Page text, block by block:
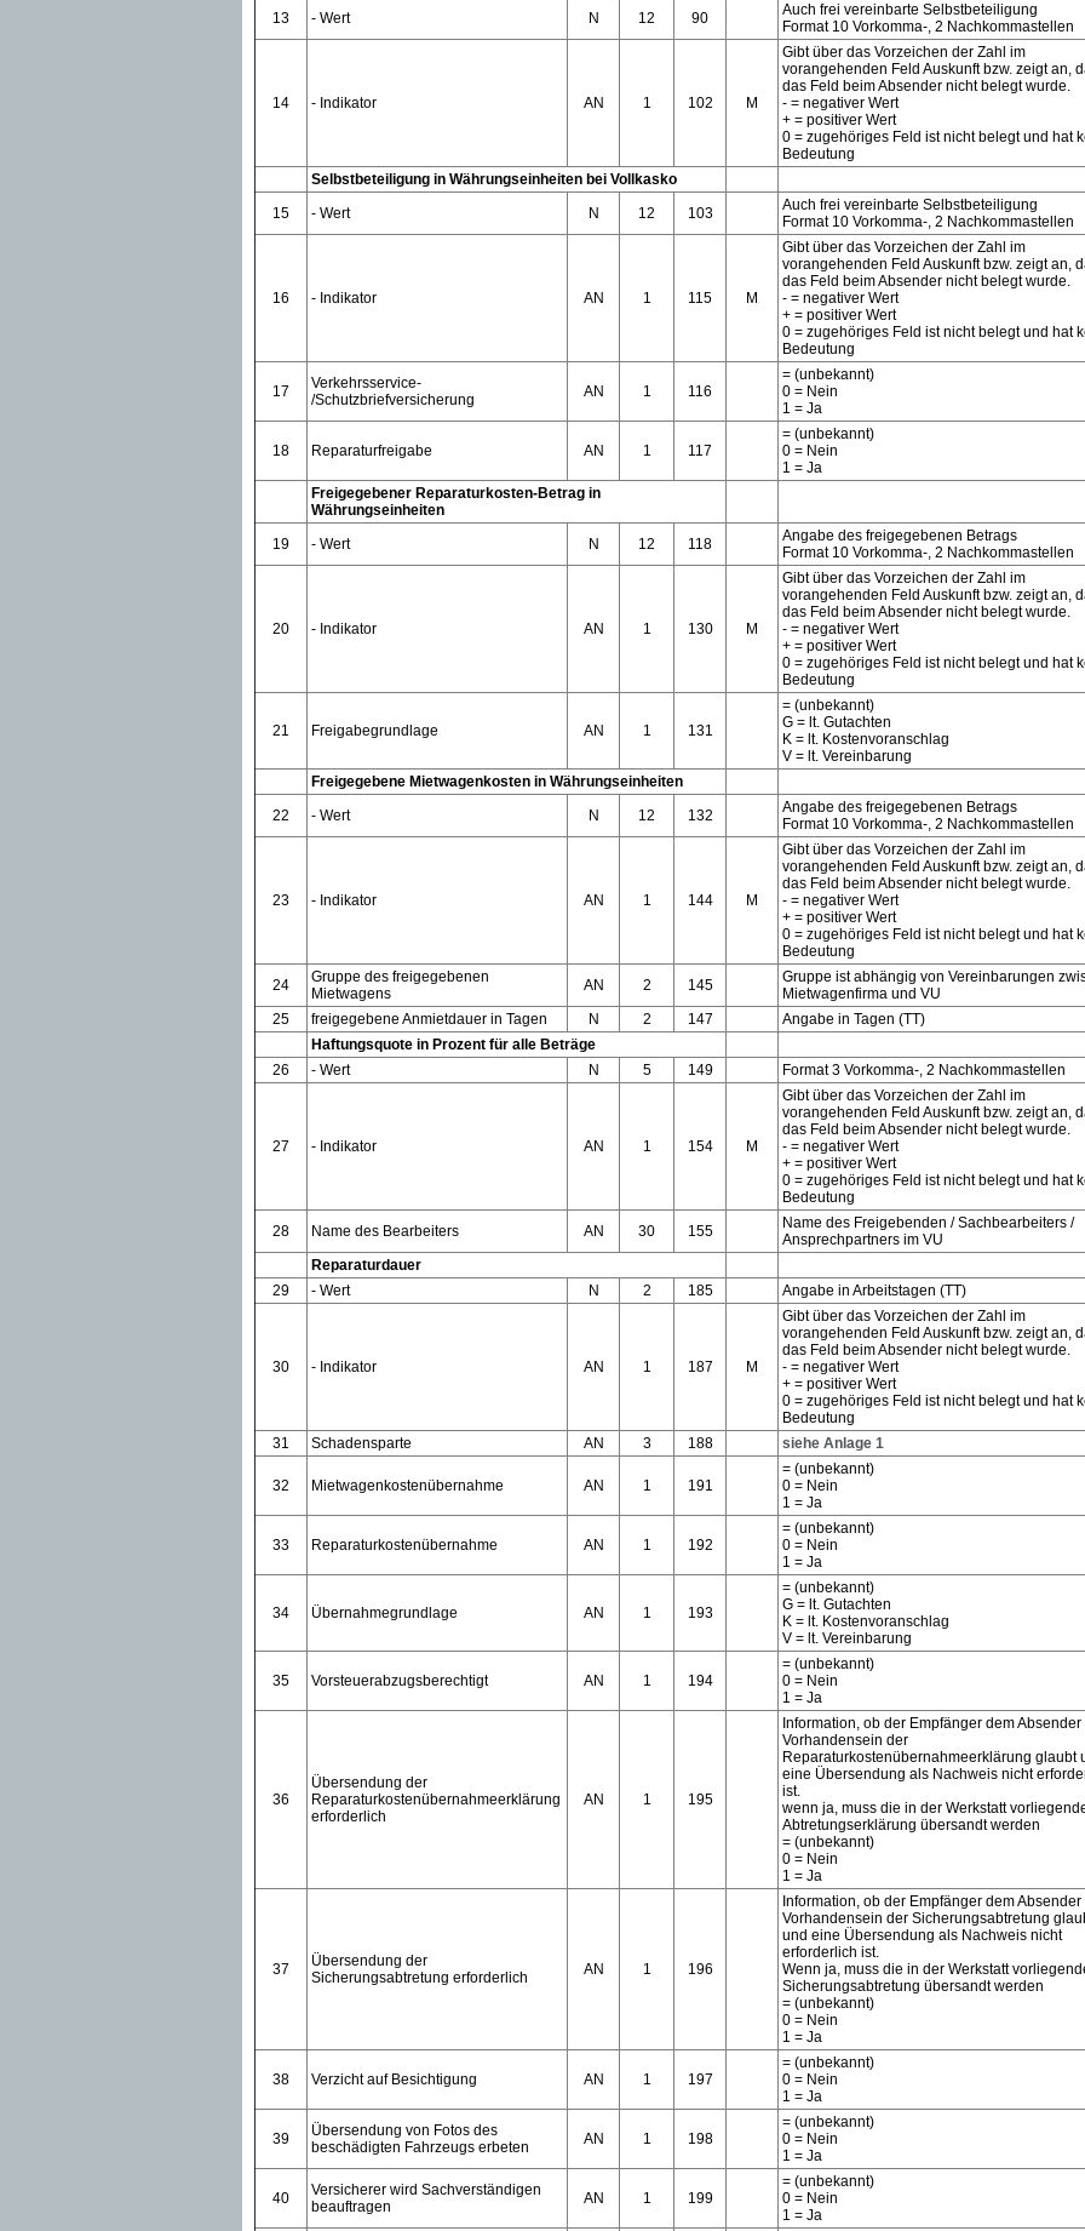
13
- Wert N 12 90
Auch frei vereinbarte Selbstbeteiligung
Format 10 Vorkomma-, 2 Nachkommastellen
14 - Indikator AN 1 102 M
Gibt über das Vorzeichen der Zahl im
vorangehenden Feld Auskunft bzw. zeigt an,
das Feld beim Absender nicht belegt wurde.
- = negativer Wert
+ = positiver Wert
0 = zugehöriges Feld ist nicht belegt und hat
Bedeutung
Selbstbeteiligung in Währungseinheiten bei Vollkasko
15
- Wert N 12 103
Auch frei vereinbarte Selbstbeteiligung
Format 10 Vorkomma-, 2 Nachkommastellen
16 - Indikator AN 1 115 M
Gibt über das Vorzeichen der Zahl im
vorangehenden Feld Auskunft bzw. zeigt an,
das Feld beim Absender nicht belegt wurde.
- = negativer Wert
+ = positiver Wert
0 = zugehöriges Feld ist nicht belegt und hat
Bedeutung
17
Verkehrsservice-
/Schutzbriefversicherung
AN 1 116
= (unbekannt)
0 = Nein
1 = Ja
18 Reparaturfreigabe AN 1 117
= (unbekannt)
0 = Nein
1 = Ja
Freigegebener Reparaturkosten-Betrag in
Währungseinheiten
19
- Wert N 12 118
Angabe des freigegebenen Betrags
Format 10 Vorkomma-, 2 Nachkommastellen
20 - Indikator AN 1 130 M
Gibt über das Vorzeichen der Zahl im
vorangehenden Feld Auskunft bzw. zeigt an,
das Feld beim Absender nicht belegt wurde.
- = negativer Wert
+ = positiver Wert
0 = zugehöriges Feld ist nicht belegt und hat
Bedeutung
21 Freigabegrundlage AN 1 131
= (unbekannt)
G = lt. Gutachten
K = lt. Kostenvoranschlag
V = lt. Vereinbarung
Freigegebene Mietwagenkosten in Währungseinheiten
22
- Wert N 12 132
Angabe des freigegebenen Betrags
Format 10 Vorkomma-, 2 Nachkommastellen
23 - Indikator AN 1 144 M
Gibt über das Vorzeichen der Zahl im
vorangehenden Feld Auskunft bzw. zeigt an,
das Feld beim Absender nicht belegt wurde.
- = negativer Wert
+ = positiver Wert
0 = zugehöriges Feld ist nicht belegt und hat
Bedeutung
24
Gruppe des freigegebenen
Mietwagens
AN 2 145
Gruppe ist abhängig von Vereinbarungen
Mietwagenfirma und VU
25
freigegebene Anmietdauer in Tagen N 2 147
Angabe in Tagen (TT)
Haftungsquote in Prozent für alle Beträge
26
- Wert N 5 149 Format 3 Vorkomma-, 2 Nachkommastellen
27 - Indikator AN 1 154 M
Gibt über das Vorzeichen der Zahl im
vorangehenden Feld Auskunft bzw. zeigt an,
das Feld beim Absender nicht belegt wurde.
- = negativer Wert
+ = positiver Wert
0 = zugehöriges Feld ist nicht belegt und hat
Bedeutung
28
Name des Bearbeiters AN 30 155
Name des Freigebenden / Sachbearbeiters /
Ansprechpartners im VU
Reparaturdauer
29
- Wert N 2 185 Angabe in Arbeitstagen (TT)
30 - Indikator AN 1 187 M
Gibt über das Vorzeichen der Zahl im
vorangehenden Feld Auskunft bzw. zeigt an,
das Feld beim Absender nicht belegt wurde.
- = negativer Wert
+ = positiver Wert
0 = zugehöriges Feld ist nicht belegt und hat
Bedeutung
31
Schadensparte AN 3 188 siehe Anlage 1
32 Mietwagenkostenübernahme AN 1 191
= (unbekannt)
0 = Nein
1 = Ja
33 Reparaturkostenübernahme AN 1 192
= (unbekannt)
0 = Nein
1 = Ja
34 Übernahmegrundlage AN 1 193
= (unbekannt)
G = lt. Gutachten
K = lt. Kostenvoranschlag
V = lt. Vereinbarung
35 Vorsteuerabzugsberechtigt AN 1 194
= (unbekannt)
0 = Nein
1 = Ja
36
Übersendung der
Reparaturkostenübernahmeerklärung
erforderlich
AN 1 195
Information, ob der Empfänger dem Absender
Vorhandensein der
Reparaturkostenübernahmeerklärung glaubt
eine Übersendung als Nachweis nicht
ist.
wenn ja, muss die in der Werkstatt
Abtretungserklärung übersandt werden
= (unbekannt)
0 = Nein
1 = Ja
37
Übersendung der
Sicherungsabtretung erforderlich
AN 1 196
Information, ob der Empfänger dem Absender
Vorhandensein der Sicherungsabtretung
und eine Übersendung als Nachweis nicht
erforderlich ist.
Wenn ja, muss die in der Werkstatt
Sicherungsabtretung übersandt werden
= (unbekannt)
0 = Nein
1 = Ja
38 Verzicht auf Besichtigung AN 1 197
= (unbekannt)
0 = Nein
1 = Ja
39
Übersendung von Fotos des
beschädigten Fahrzeugs erbeten
AN 1 198
= (unbekannt)
0 = Nein
1 = Ja
40
Versicherer wird Sachverständigen
beauftragen
AN 1 199
= (unbekannt)
0 = Nein
1 = Ja